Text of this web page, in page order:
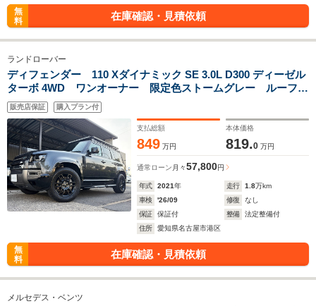
無
料
在庫確認・見積依頼
ランドローバー
ディフェンダー 110 Xダイナミック SE 3.0L D300 ディーゼル
ターボ 4WD ワンオーナー 限定色ストームグレー ルーフラ
ック付きリアラダー 1.5インチリフトアップ LEDライトバ
ー MERIDIANサウンド 前後ドラレコ デジタルインナーミ
ラー 探知機レーダー 取扱説明書 スペアキー
販売店保証 購入プラン付
支払総額
849 万円
本体価格
819.0 万円
通常ローン 月々57,800円
年式 2021年 走行 1.8万km
車検
'26/09 修復
なし
保証
保証付 整備
法定整備付
住所
愛知県名古屋市港区
無
料
在庫確認・見積依頼
メルセデス・ベンツ